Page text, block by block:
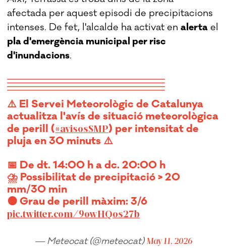
afectada per aquest episodi de precipitacions
intenses. De fet, l'alcalde ha activat enalerta el
pla d'emergència municipal per risc
d'inundacions.
⚠️ El Servei Meteorològic de Catalunya
actualitza l'avís de situació meteorològica
de perill (#avisosSMP) per intensitat de
pluja en 30 minuts ⚠️
📅 De dt. 14:00 h a dc. 20:00 h
⛈️ Possibilitat de precipitació > 20
mm/30 min
🟠 Grau de perill màxim: 3/6
pic.twitter.com/9owHQos27b
— Meteocat (@meteocat) May 11, 2026